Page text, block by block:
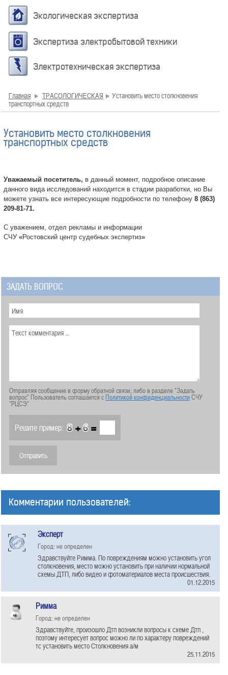
Экологическая экспертиза
Экспертиза электробытовой техники
Электротехническая экспертиза
Главная ТРАСОЛОГИЧЕСКАЯ
Установить место столкновения
транспортных средств
Установить место столкновения
транспортных средств
Уважаемый посетитель, в данный момент, подробное описание
данного вида исследований находится в стадии разработки, но Вы
можете узнать все интересующие подробности по телефону 8 (863)
209-81-71.
С уважением, отдел рекламы и информации
СЧУ «Ростовский центр судебных экспертиз»
ЗАДАТЬ ВОПРОС
Отправляя сообщение в форму обратной связи, либо в разделе "Задать
вопрос" Пользователь соглашается сПолитикой конфиденциальностиСЧУ
"РЦСЭ"
Решите пример: + =
Комментарии пользователей:
Эксперт
Город: не определен
Здравствуйте Римма. По повреждениям можно установить угол
столкновения, место можно установить при наличии нормальной
схемы ДТП, либо видео и фотоматериалов места происшествия.
01.12.2015
Римма
Город: не определен
Здравствуйте, произошло Дтп возникли вопросы к схеме Дтп ,
поэтому интересует вопрос можно ли по характеру повреждений
тс установить место Столкновения а/м
25.11.2015